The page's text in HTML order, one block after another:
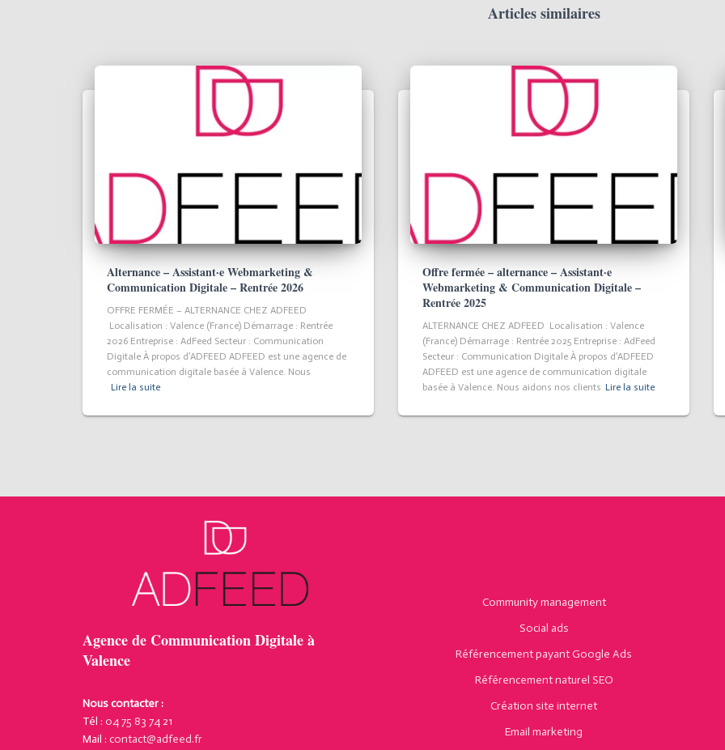
Articles similaires
Alternance – Assistant·e Webmarketing &
Communication Digitale – Rentrée 2026
OFFRE FERMÉE – ALTERNANCE CHEZ ADFEED
Localisation : Valence (France) Démarrage : Rentrée
2026 Entreprise : AdFeed Secteur : Communication
Digitale À propos d’ADFEED ADFEED est une agence de
communication digitale basée à Valence. Nous
Lire la suite
Offre fermée – alternance – Assistant·e
Webmarketing & Communication Digitale –
Rentrée 2025
ALTERNANCE CHEZ ADFEED Localisation : Valence
(France) Démarrage : Rentrée 2025 Entreprise : AdFeed
Secteur : Communication Digitale À propos d’ADFEED
ADFEED est une agence de communication digitale
basée à Valence. Nous aidons nos clients Lire la suite
Agence de Communication Digitale à
Valence
Nous contacter :
Tél : 04 75 83 74 21
Mail : contact@adfeed.fr
Community management
Social ads
Référencement payant Google Ads
Référencement naturel SEO
Création site internet
Email marketing